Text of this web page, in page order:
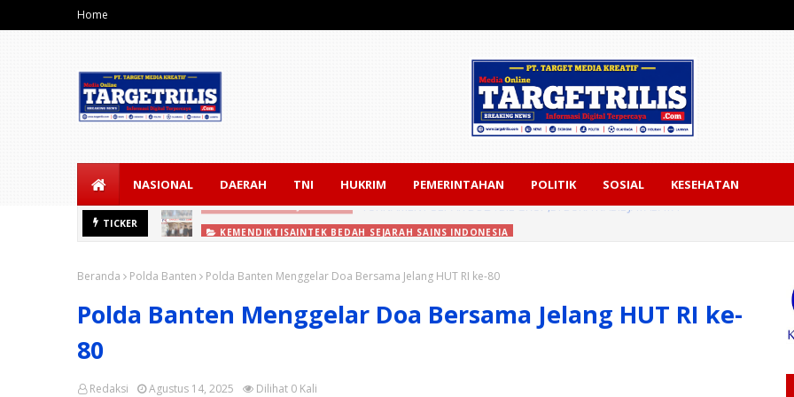
Home
NASIONAL DAERAH TNI HUKRIM PEMERINTAHAN POLITIK SOSIAL KESEHATAN
TICKER KEMENDIKTISAINTEK BEDAH SEJARAH SAINS INDONESIA
Beranda Polda Banten Polda Banten Menggelar Doa Bersama Jelang HUT RI ke-80
Polda Banten Menggelar Doa Bersama Jelang HUT RI ke-
80
Redaksi Dilihat 0 Kali
Agustus 14, 2025